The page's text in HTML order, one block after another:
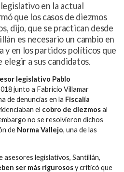
en la actual
que los casos de diezmos
dijo, que se practican desde
es necesario un cambio en
y en los partidos políticos que
elegir a sus candidatos.
legislativo Pablo
junto a Fabricio Villamar
de denuncias en la Fiscalía
el cobro de diezmosal
no se resolvieron dichos
de Norma Vallejo, una de las
legislativos, Santillán,
ser más rigurososy criticó que